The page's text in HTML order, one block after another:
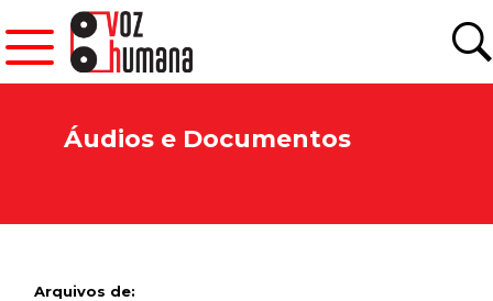
Áudios e Documentos
Arquivos de: